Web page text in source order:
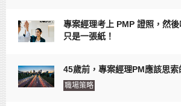
專案經理考上 PMP 證照，然
只是一張紙！
45歲前，專案經理PM應該思索
職場策略